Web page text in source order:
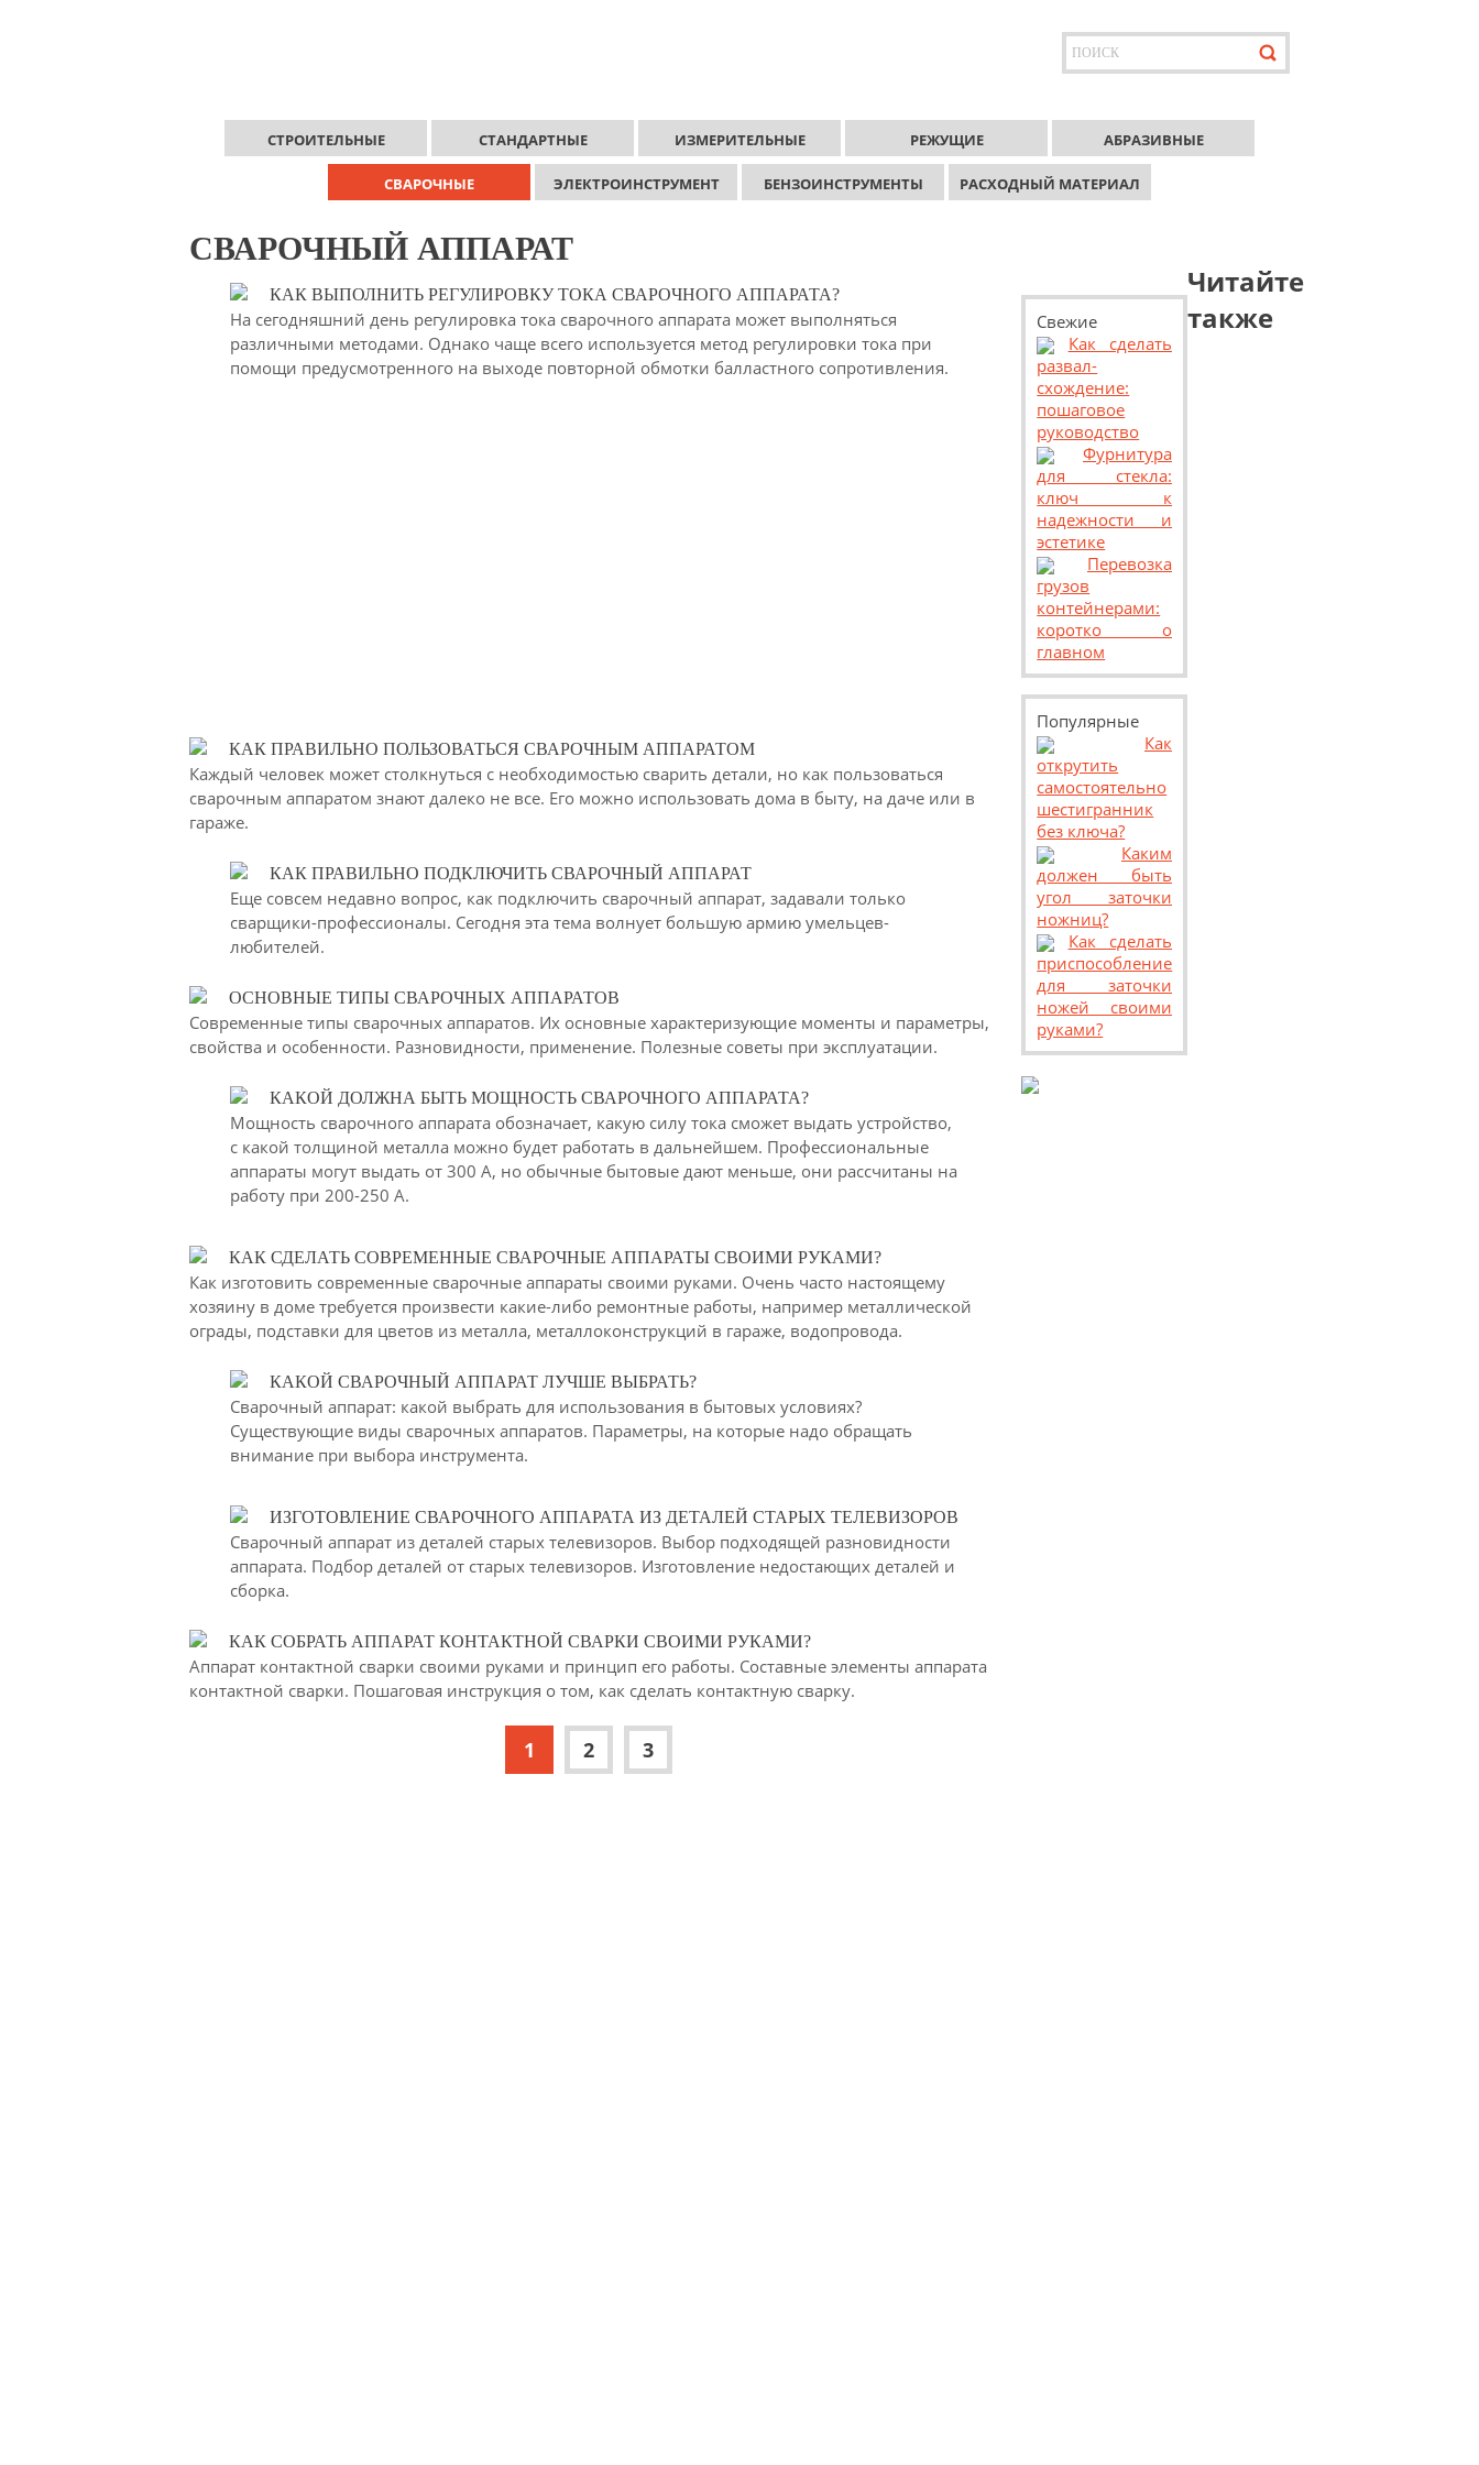
СТРОИТЕЛЬНЫЕ СТАНДАРТНЫЕ ИЗМЕРИТЕЛЬНЫЕ РЕЖУЩИЕ АБРАЗИВНЫЕ
СВАРОЧНЫЕ ЭЛЕКТРОИНСТРУМЕНТ БЕНЗОИНСТРУМЕНТЫ РАСХОДНЫЙ МАТЕРИАЛ
СВАРОЧНЫЙ АППАРАТ
КАК ВЫПОЛНИТЬ РЕГУЛИРОВКУ ТОКА СВАРОЧНОГО АППАРАТА?
На сегодняшний день регулировка тока сварочного аппарата может выполняться
различными методами. Однако чаще всего используется метод регулировки тока при
помощи предусмотренного на выходе повторной обмотки балластного сопротивления.
КАК ПРАВИЛЬНО ПОЛЬЗОВАТЬСЯ СВАРОЧНЫМ АППАРАТОМ
Каждый человек может столкнуться с необходимостью сварить детали, но как пользоваться
сварочным аппаратом знают далеко не все. Его можно использовать дома в быту, на даче или в
гараже.
КАК ПРАВИЛЬНО ПОДКЛЮЧИТЬ СВАРОЧНЫЙ АППАРАТ
Еще совсем недавно вопрос, как подключить сварочный аппарат, задавали только
сварщики-профессионалы. Сегодня эта тема волнует большую армию умельцев-
любителей.
ОСНОВНЫЕ ТИПЫ СВАРОЧНЫХ АППАРАТОВ
Современные типы сварочных аппаратов. Их основные характеризующие моменты и параметры,
свойства и особенности. Разновидности, применение. Полезные советы при эксплуатации.
КАКОЙ ДОЛЖНА БЫТЬ МОЩНОСТЬ СВАРОЧНОГО АППАРАТА?
Мощность сварочного аппарата обозначает, какую силу тока сможет выдать устройство,
с какой толщиной металла можно будет работать в дальнейшем. Профессиональные
аппараты могут выдать от 300 А, но обычные бытовые дают меньше, они рассчитаны на
работу при 200-250 А.
КАК СДЕЛАТЬ СОВРЕМЕННЫЕ СВАРОЧНЫЕ АППАРАТЫ СВОИМИ РУКАМИ?
Как изготовить современные сварочные аппараты своими руками. Очень часто настоящему
хозяину в доме требуется произвести какие-либо ремонтные работы, например металлической
ограды, подставки для цветов из металла, металлоконструкций в гараже, водопровода.
КАКОЙ СВАРОЧНЫЙ АППАРАТ ЛУЧШЕ ВЫБРАТЬ?
Сварочный аппарат: какой выбрать для использования в бытовых условиях?
Существующие виды сварочных аппаратов. Параметры, на которые надо обращать
внимание при выбора инструмента.
ИЗГОТОВЛЕНИЕ СВАРОЧНОГО АППАРАТА ИЗ ДЕТАЛЕЙ СТАРЫХ ТЕЛЕВИЗОРОВ
Сварочный аппарат из деталей старых телевизоров. Выбор подходящей разновидности
аппарата. Подбор деталей от старых телевизоров. Изготовление недостающих деталей и
сборка.
КАК СОБРАТЬ АППАРАТ КОНТАКТНОЙ СВАРКИ СВОИМИ РУКАМИ?
Аппарат контактной сварки своими руками и принцип его работы. Составные элементы аппарата
контактной сварки. Пошаговая инструкция о том, как сделать контактную сварку.
1 2 3
Свежие
Как сделать
развал-
схождение:
пошаговое
руководство
Фурнитура
для стекла:
ключ к
надежности и
эстетике
Перевозка
грузов
контейнерами:
коротко о
главном
Популярные
Как
открутить
самостоятельно
шестигранник
без ключа?
Каким
должен быть
угол заточки
ножниц?
Как сделать
приспособление
для заточки
ножей своими
руками?
Читайте
также